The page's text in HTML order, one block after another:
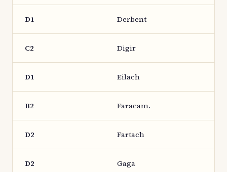
D1 Derbent
C2 Digir
D1 Eilach
B2 Faracam.
D2 Fartach
D2 Gaga